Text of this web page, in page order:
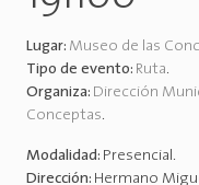
Lugar: Museo de las
Tipo de evento: Ruta.
Organiza: Dirección
Conceptas.
Modalidad: Presencial.
Dirección: Hermano